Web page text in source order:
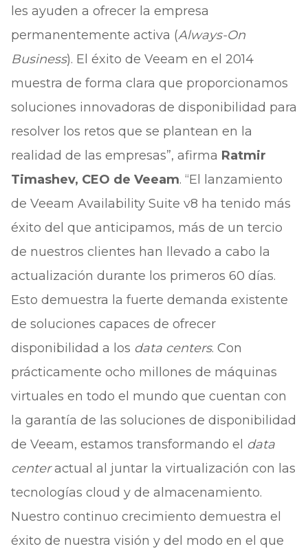
les ayuden a ofrecer la empresa
permanentemente activa (Always-On
Business). El éxito de Veeam en el 2014
muestra de forma clara que proporcionamos
soluciones innovadoras de disponibilidad para
resolver los retos que se plantean en la
realidad de las empresas”, afirma Ratmir
Timashev, CEO de Veeam. “El lanzamiento
de Veeam Availability Suite v8 ha tenido más
éxito del que anticipamos, más de un tercio
de nuestros clientes han llevado a cabo la
actualización durante los primeros 60 días.
Esto demuestra la fuerte demanda existente
de soluciones capaces de ofrecer
disponibilidad a los data centers. Con
prácticamente ocho millones de máquinas
virtuales en todo el mundo que cuentan con
la garantía de las soluciones de disponibilidad
de Veeam, estamos transformando el data
centeractual al juntar la virtualización con las
tecnologías cloud y de almacenamiento.
Nuestro continuo crecimiento demuestra el
éxito de nuestra visión y del modo en el que